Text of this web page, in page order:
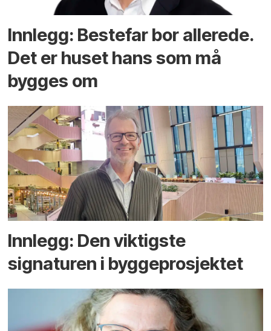
Innlegg: Bestefar bor allerede.
Det er huset hans som må
bygges om
Innlegg: Den viktigste
signaturen i bygge­­prosjektet